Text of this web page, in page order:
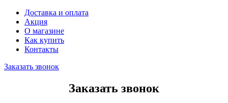
Доставка и оплата
Акция
О магазине
Как купить
Контакты
Заказать звонок
Заказать звонок